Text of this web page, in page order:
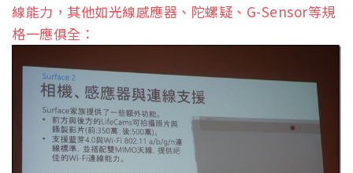
線能力，其他如光線感應器、陀螺疑、G-Sensor等規
格一應俱全：